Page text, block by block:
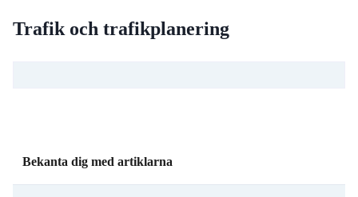
Trafik och trafikplanering
Bekanta dig med artiklarna